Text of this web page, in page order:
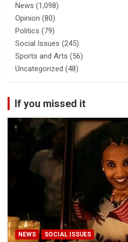
News (1,098)
Opinion (80)
Politics (79)
Social Issues (245)
Sports and Arts (56)
Uncategorized (48)
If you missed it
NEWS SOCIAL ISSUES